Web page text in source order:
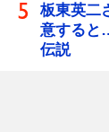
板東英二
意すると
伝説